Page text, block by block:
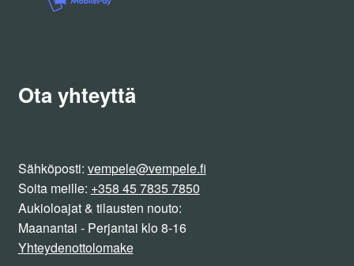
Ota yhteyttä
Sähköposti: vempele@vempele.fi
Soita meille: +358 45 7835 7850
Aukioloajat & tilausten nouto:
Maanantai - Perjantai klo 8-16
Yhteydenottolomake